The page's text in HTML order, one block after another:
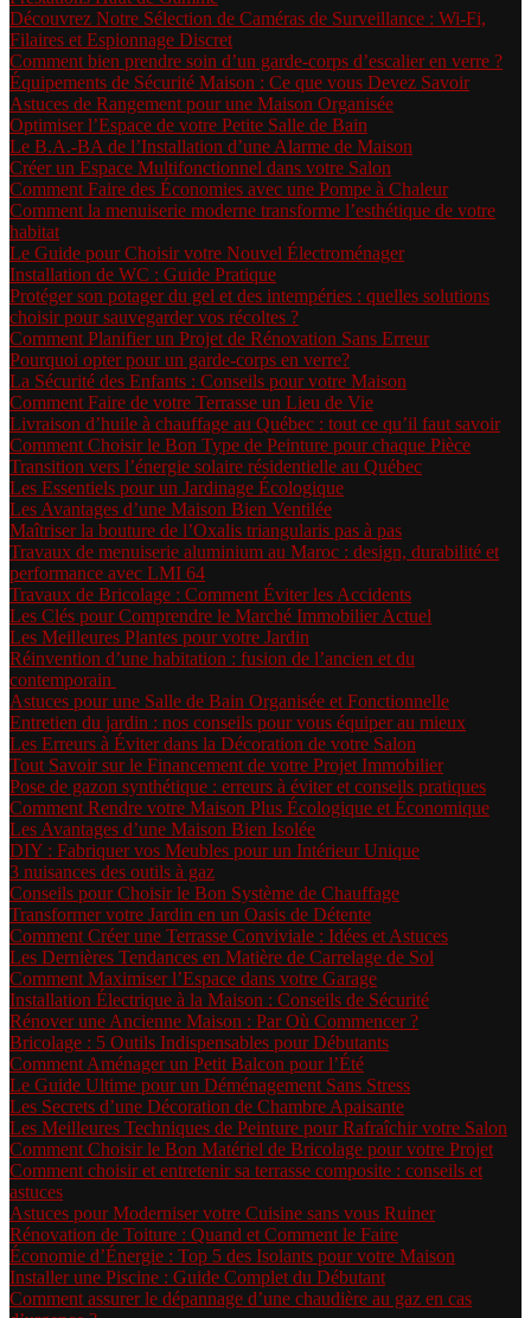
Découvrez Notre Sélection de Caméras de Surveillance : Wi-Fi,
Filaires et Espionnage Discret
Comment bien prendre soin d’un garde-corps d’escalier en verre ?
Équipements de Sécurité Maison : Ce que vous Devez Savoir
Astuces de Rangement pour une Maison Organisée
Optimiser l’Espace de votre Petite Salle de Bain
Le B.A.-BA de l’Installation d’une Alarme de Maison
Créer un Espace Multifonctionnel dans votre Salon
Comment Faire des Économies avec une Pompe à Chaleur
Comment la menuiserie moderne transforme l’esthétique de votre
habitat
Le Guide pour Choisir votre Nouvel Électroménager
Installation de WC : Guide Pratique
Protéger son potager du gel et des intempéries : quelles solutions
choisir pour sauvegarder vos récoltes ?
Comment Planifier un Projet de Rénovation Sans Erreur
Pourquoi opter pour un garde-corps en verre?
La Sécurité des Enfants : Conseils pour votre Maison
Comment Faire de votre Terrasse un Lieu de Vie
Livraison d’huile à chauffage au Québec : tout ce qu’il faut savoir
Comment Choisir le Bon Type de Peinture pour chaque Pièce
Transition vers l’énergie solaire résidentielle au Québec
Les Essentiels pour un Jardinage Écologique
Les Avantages d’une Maison Bien Ventilée
Maîtriser la bouture de l’Oxalis triangularis pas à pas
Travaux de menuiserie aluminium au Maroc : design, durabilité et
performance avec LMI 64
Travaux de Bricolage : Comment Éviter les Accidents
Les Clés pour Comprendre le Marché Immobilier Actuel
Les Meilleures Plantes pour votre Jardin
Réinvention d’une habitation : fusion de l’ancien et du
contemporain
Astuces pour une Salle de Bain Organisée et Fonctionnelle
Entretien du jardin : nos conseils pour vous équiper au mieux
Les Erreurs à Éviter dans la Décoration de votre Salon
Tout Savoir sur le Financement de votre Projet Immobilier
Pose de gazon synthétique : erreurs à éviter et conseils pratiques
Comment Rendre votre Maison Plus Écologique et Économique
Les Avantages d’une Maison Bien Isolée
DIY : Fabriquer vos Meubles pour un Intérieur Unique
3 nuisances des outils à gaz
Conseils pour Choisir le Bon Système de Chauffage
Transformer votre Jardin en un Oasis de Détente
Comment Créer une Terrasse Conviviale : Idées et Astuces
Les Dernières Tendances en Matière de Carrelage de Sol
Comment Maximiser l’Espace dans votre Garage
Installation Électrique à la Maison : Conseils de Sécurité
Rénover une Ancienne Maison : Par Où Commencer ?
Bricolage : 5 Outils Indispensables pour Débutants
Comment Aménager un Petit Balcon pour l’Été
Le Guide Ultime pour un Déménagement Sans Stress
Les Secrets d’une Décoration de Chambre Apaisante
Les Meilleures Techniques de Peinture pour Rafraîchir votre Salon
Comment Choisir le Bon Matériel de Bricolage pour votre Projet
Comment choisir et entretenir sa terrasse composite : conseils et
astuces
Astuces pour Moderniser votre Cuisine sans vous Ruiner
Rénovation de Toiture : Quand et Comment le Faire
Économie d’Énergie : Top 5 des Isolants pour votre Maison
Installer une Piscine : Guide Complet du Débutant
Comment assurer le dépannage d’une chaudière au gaz en cas